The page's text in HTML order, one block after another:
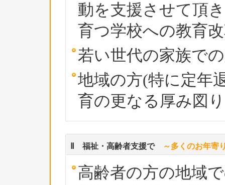
動を支援させて頂
育つ学校への教育
若い世代の家族で
地域の方(特に定年
育の更なる厚み図
Ⅱ 福祉・高齢者支援で ～多くのお年寄
高齢者の方の地域